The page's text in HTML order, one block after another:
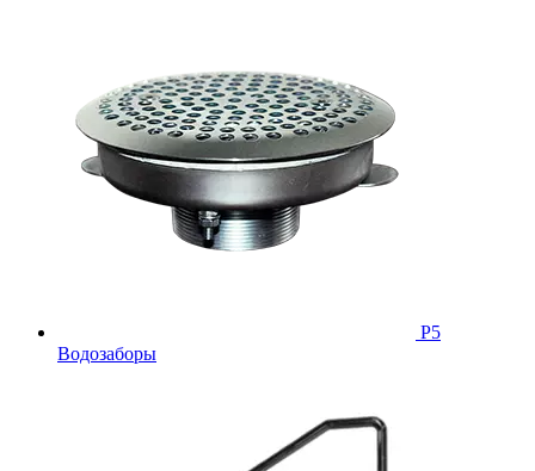
Р5
Водозаборы